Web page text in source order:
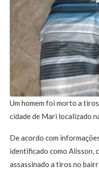
Um homem foi morto a
cidade de Mari localizado
De acordo com
identificado como Alisson,
assassinado a tiros no